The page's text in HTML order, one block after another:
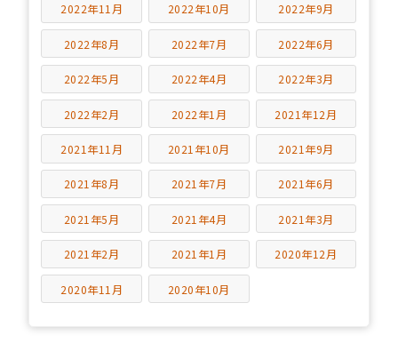
2022年11月 2022年10月 2022年9月
2022年8月 2022年7月 2022年6月
2022年5月 2022年4月 2022年3月
2022年2月 2022年1月 2021年12月
2021年11月 2021年10月 2021年9月
2021年8月 2021年7月 2021年6月
2021年5月 2021年4月 2021年3月
2021年2月 2021年1月 2020年12月
2020年11月 2020年10月